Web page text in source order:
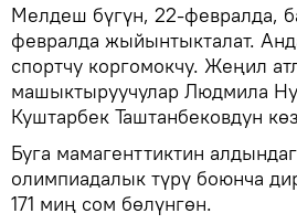
Мелдеш бүгүн, 22-февралда,
февралда жыйынтыкталат.
спортчу коргомокчу. Жеңил
машыктыруучулар Людмила
Куштарбек Таштанбековдун
Буга мамагенттиктин
олимпиадалык түрү боюнча
171 миң сом бөлүнгөн.